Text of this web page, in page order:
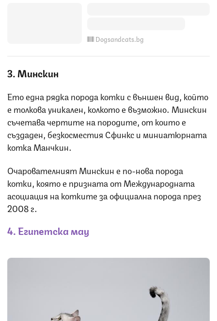
Dogsandcats.bg
3. Минскин
Ето една рядка порода котки с външен вид, който
е толкова уникален, колкото е възможно. Минскин
съчетава чертите на породите, от които е
създаден, безкосместия Сфинкс и миниатюрната
котка Манчкин.
Очарователният Минскин е по-нова порода
котки, която е призната от Международната
асоциация на котките за официална порода през
2008 г.
4. Египетска мау